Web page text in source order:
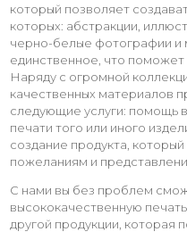
который позволяет
которых: абстракции,
черно-белые фотографии и
единственное, что поможет
Наряду с огромной
качественных материалов
следующие услуги: помощь
печати того или иного
создание продукта,
пожеланиям и
С нами вы без проблем
высококачественную
другой продукции,